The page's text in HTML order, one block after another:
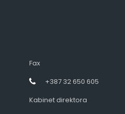
Fax
+387 32 650 605
Kabinet direktora